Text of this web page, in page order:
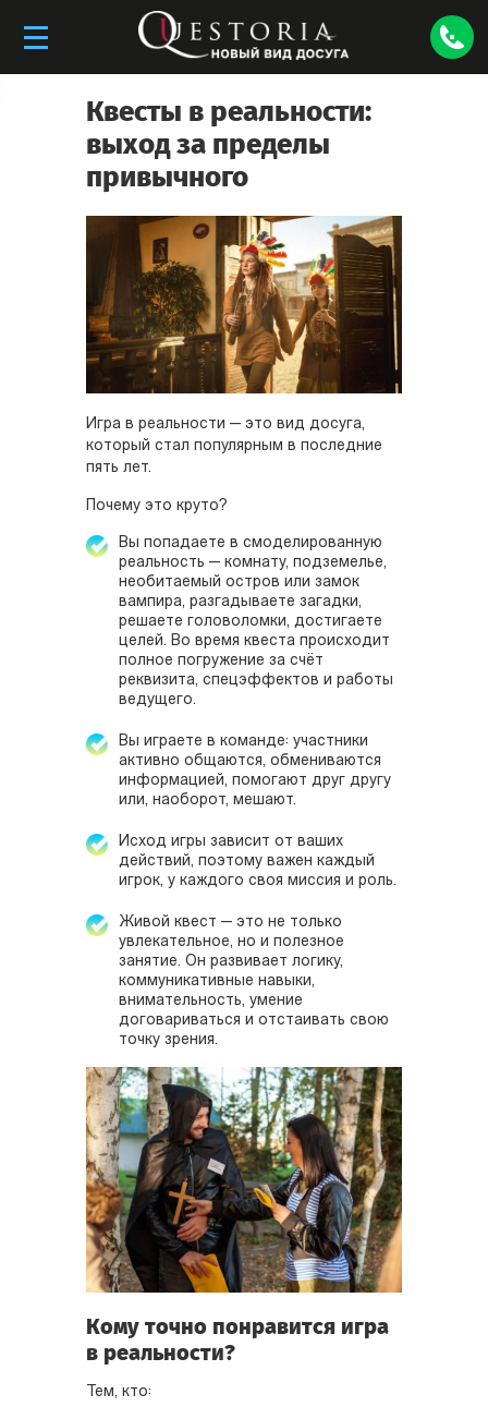
Квесты в реальности:
выход за пределы
привычного
Игра в реальности — это вид досуга,
который стал популярным в последние
пять лет.
Почему это круто?
Вы попадаете в смоделированную
реальность — комнату, подземелье,
необитаемый остров или замок
вампира, разгадываете загадки,
решаете головоломки, достигаете
целей. Во время квеста происходит
полное погружение за счёт
реквизита, спецэффектов и работы
ведущего.
Вы играете в команде: участники
активно общаются, обмениваются
информацией, помогают друг другу
или, наоборот, мешают.
Исход игры зависит от ваших
действий, поэтому важен каждый
игрок, у каждого своя миссия и роль.
Живой квест — это не только
увлекательное, но и полезное
занятие. Он развивает логику,
коммуникативные навыки,
внимательность, умение
договариваться и отстаивать свою
точку зрения.
Кому точно понравится игра
в реальности?
Тем, кто: